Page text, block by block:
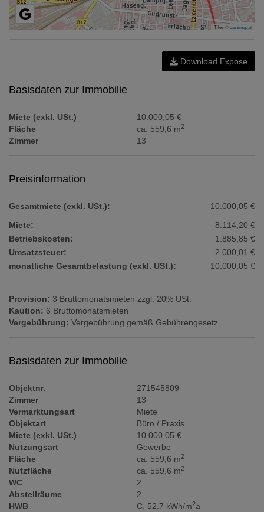
Tiles ©basemap.at
Download Expose
Basisdaten zur Immobilie
Miete (exkl. USt.)
10.000,05 €
Fläche
ca. 559,6 m2
Zimmer 13
Preisinformation
Gesamtmiete (exkl. USt.):
10.000,05 €
Miete:
8.114,20 €
Betriebskosten:
1.885,85 €
Umsatzsteuer:
2.000,01 €
monatliche Gesamtbelastung (exkl. USt.):
10.000,05 €
Provision: 3 Bruttomonatsmieten zzgl. 20% USt.
Kaution: 6 Bruttomonatsmieten
Vergebührung: Vergebührung gemäß Gebührengesetz
Basisdaten zur Immobilie
Objektnr.
271545809
Zimmer
13
Vermarktungsart
Miete
Objektart
Büro / Praxis
Miete (exkl. USt.)
10.000,05 €
Nutzungsart
Gewerbe
Fläche
ca. 559,6 m2
Nutzfläche ca. 559,6 m2
WC
2
Abstellräume
2
HWB
C, 52.7 kWh/m2a